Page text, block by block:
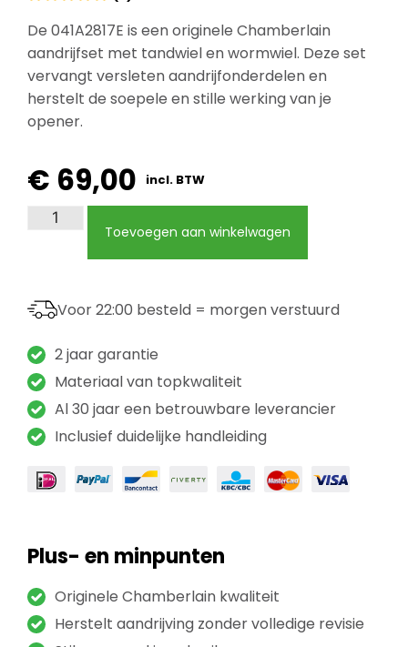
De 041A2817E is een originele Chamberlain
aandrijfset met tandwiel en wormwiel. Deze set
vervangt versleten aandrijfonderdelen en
herstelt de soepele en stille werking van je
opener.
€ 69,00 incl. BTW
Toevoegen aan winkelwagen
Voor 22:00 besteld = morgen verstuurd
2 jaar garantie
Materiaal van topkwaliteit
Al 30 jaar een betrouwbare leverancier
Inclusief duidelijke handleiding
Plus- en minpunten
Originele Chamberlain kwaliteit
Herstelt aandrijving zonder volledige revisie